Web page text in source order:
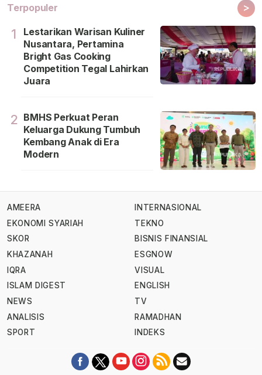
Terpopuler >
1
Lestarikan Warisan Kuliner
Nusantara, Pertamina
Bright Gas Cooking
Competition Tegal Lahirkan
Juara
2 BMHS Perkuat Peran
Keluarga Dukung Tumbuh
Kembang Anak di Era
Modern
AMEERA
EKONOMI SYARIAH
SKOR
KHAZANAH
IQRA
ISLAM DIGEST
NEWS
ANALISIS
SPORT
INTERNASIONAL
TEKNO
BISNIS FINANSIAL
ESGNOW
VISUAL
ENGLISH
TV
RAMADHAN
INDEKS